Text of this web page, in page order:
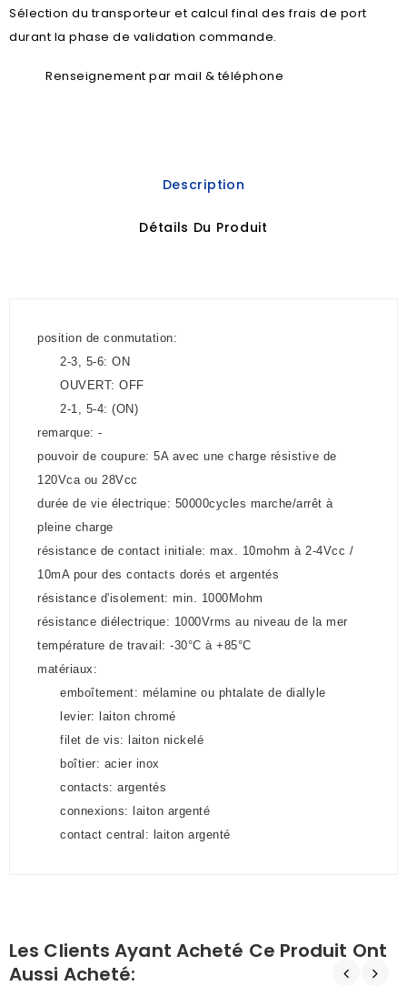
Sélection du transporteur et calcul final des frais de port
durant la phase de validation commande.
Renseignement par mail & téléphone
Description
Détails Du Produit
position de conmutation:
2-3, 5-6: ON
OUVERT: OFF
2-1, 5-4: (ON)
remarque: -
pouvoir de coupure: 5A avec une charge résistive de
120Vca ou 28Vcc
durée de vie électrique: 50000cycles marche/arrêt à
pleine charge
résistance de contact initiale: max. 10mohm à 2-4Vcc /
10mA pour des contacts dorés et argentés
résistance d'isolement: min. 1000Mohm
résistance diélectrique: 1000Vrms au niveau de la mer
température de travail: -30°C à +85°C
matériaux:
emboîtement: mélamine ou phtalate de diallyle
levier: laiton chromé
filet de vis: laiton nickelé
boîtier: acier inox
contacts: argentés
connexions: laiton argenté
contact central: laiton argenté
Les Clients Ayant Acheté Ce Produit Ont
Aussi Acheté: